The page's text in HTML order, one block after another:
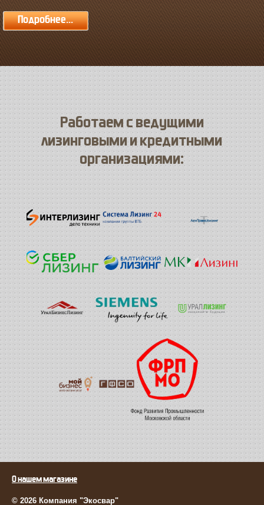
Подробнее...
Работаем с ведущими
лизинговыми и кредитными
организациями:
О нашем магазине
© 2026 Компания "Экосвар"